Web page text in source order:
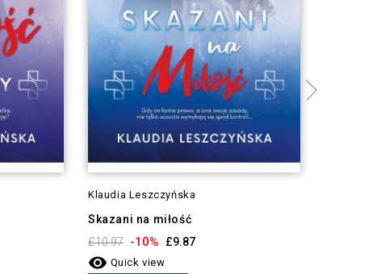
Klaudia Leszczyńska
Skazani na miłość
£10.97 -10% £9.87
 Quick view